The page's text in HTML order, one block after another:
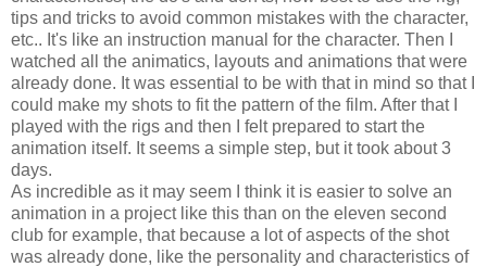
tips and tricks to avoid common mistakes with the character,
etc.. It's like an instruction manual for the character. Then I
watched all the animatics, layouts and animations that were
already done. It was essential to be with that in mind so that I
could make my shots to fit the pattern of the film. After that I
played with the rigs and then I felt prepared to start the
animation itself. It seems a simple step, but it took about 3
days.
As incredible as it may seem I think it is easier to solve an
animation in a project like this than on the eleven second
club for example, that because a lot of aspects of the shot
was already done, like the personality and characteristics of